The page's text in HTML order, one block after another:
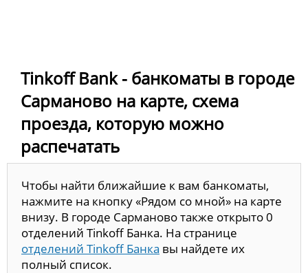
Tinkoff Bank - банкоматы в городе
Сарманово на карте, схема
проезда, которую можно
распечатать
Чтобы найти ближайшие к вам банкоматы,
нажмите на кнопку «Рядом со мной» на карте
внизу. В городе Сарманово также открыто 0
отделений Tinkoff Банка. На странице
отделений Tinkoff Банка вы найдете их
полный список.